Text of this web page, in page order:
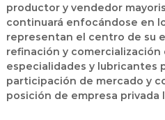
productor y vendedor
continuará enfocándose en
representan el centro de su
refinación y comercialización
especialidades y lubricantes
participación de mercado y
posición de empresa